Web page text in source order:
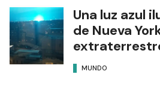
Una luz azul
de Nueva
MUNDO